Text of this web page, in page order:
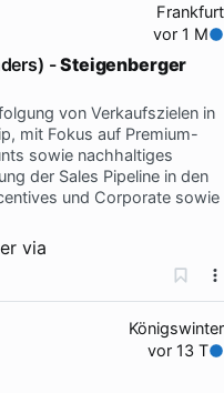
Frankfurt
vor 1 M
-Steigenberger
von Verkaufszielen in
mit Fokus auf Premium-
sowie nachhaltiges
der Sales Pipeline in den
und Corporate sowie
via
Königswinter
vor 13 T